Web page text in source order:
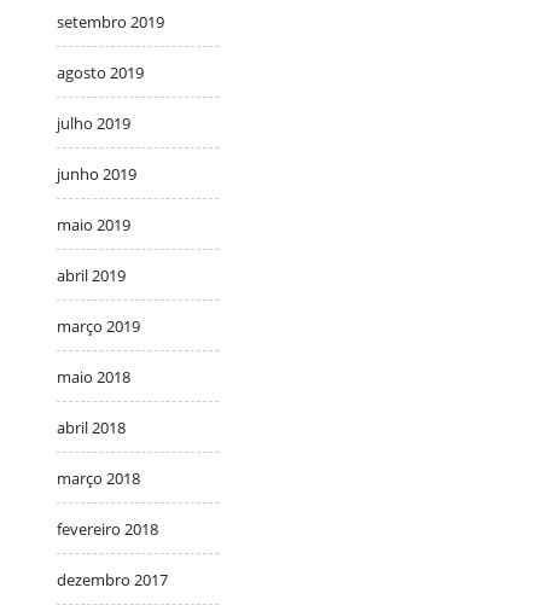
setembro 2019
agosto 2019
julho 2019
junho 2019
maio 2019
abril 2019
março 2019
maio 2018
abril 2018
março 2018
fevereiro 2018
dezembro 2017